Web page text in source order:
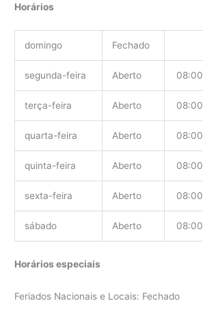
Horários
domingo Fechado
segunda-feira Aberto 08:00
terça-feira Aberto 08:00
quarta-feira Aberto 08:00
quinta-feira Aberto 08:00
sexta-feira Aberto 08:00
sábado Aberto 08:00
Horários especiais
Feriados Nacionais e Locais: Fechado